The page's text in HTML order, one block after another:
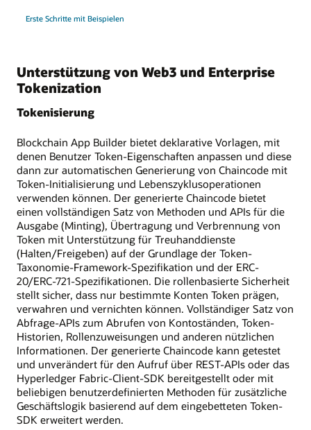
Erste Schritte mit Beispielen
Unterstützung von Web3 und Enterprise
Tokenization
Tokenisierung
Blockchain App Builder bietet deklarative Vorlagen, mit
denen Benutzer Token-Eigenschaften anpassen und diese
dann zur automatischen Generierung von Chaincode mit
Token-Initialisierung und Lebenszyklusoperationen
verwenden können. Der generierte Chaincode bietet
einen vollständigen Satz von Methoden und APIs für die
Ausgabe (Minting), Übertragung und Verbrennung von
Token mit Unterstützung für Treuhanddienste
(Halten/Freigeben) auf der Grundlage der Token-
Taxonomie-Framework-Spezifikation und der ERC-
20/ERC-721-Spezifikationen. Die rollenbasierte Sicherheit
stellt sicher, dass nur bestimmte Konten Token prägen,
verwahren und vernichten können. Vollständiger Satz von
Abfrage-APIs zum Abrufen von Kontoständen, Token-
Historien, Rollenzuweisungen und anderen nützlichen
Informationen. Der generierte Chaincode kann getestet
und unverändert für den Aufruf über REST-APIs oder das
Hyperledger Fabric-Client-SDK bereitgestellt oder mit
beliebigen benutzerdefinierten Methoden für zusätzliche
Geschäftslogik basierend auf dem eingebetteten Token-
SDK erweitert werden.